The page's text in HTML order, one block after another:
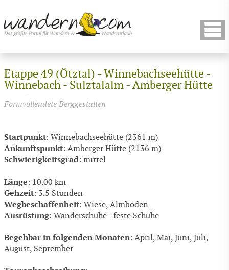
Etappe 49 (Ötztal) - Winnebachseehütte -
Winnebach - Sulztalalm - Amberger Hütte
Formvollendete Berggestalten
Startpunkt: Winnebachseehütte (2361 m)
Ankunftspunkt: Amberger Hütte (2136 m)
Schwierigkeitsgrad: mittel
Länge: 10.00 km
Gehzeit: 3.5 Stunden
Wegbeschaffenheit: Wiese, Almboden
Ausrüstung: Wanderschuhe - feste Schuhe
Begehbar in folgenden Monaten: April, Mai, Juni, Juli,
August, September